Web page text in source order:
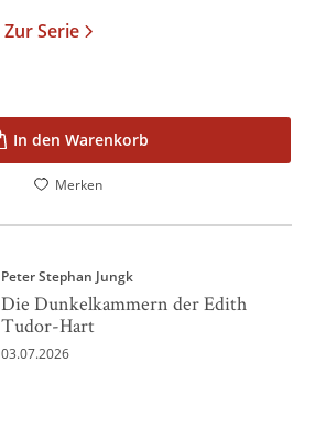
Zur Serie
In den Warenkorb
Merken
Peter Stephan Jungk
Die Dunkelkammern der Edith
Tudor-Hart
03.07.2026